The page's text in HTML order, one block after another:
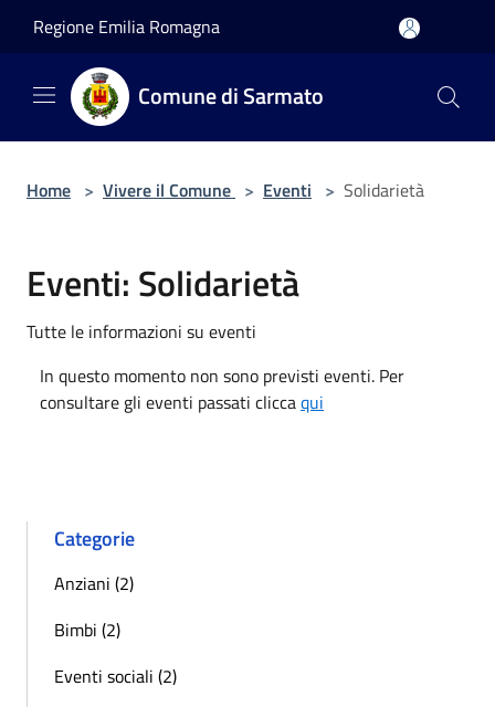
Regione Emilia Romagna
Comune di Sarmato
Home > Vivere il Comune > Eventi > Solidarietà
Eventi: Solidarietà
Tutte le informazioni su eventi
In questo momento non sono previsti eventi. Per
consultare gli eventi passati cliccaqui
Categorie
Anziani (2)
Bimbi (2)
Eventi sociali (2)